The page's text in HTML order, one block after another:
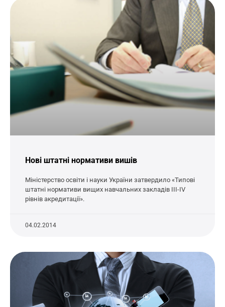
Нові штатні нормативи вишів
Міністерство освіти і науки України затвердило «Типові
штатні нормативи вищих навчальних закладів ІІІ-ІV
рівнів акредитації».
04.02.2014